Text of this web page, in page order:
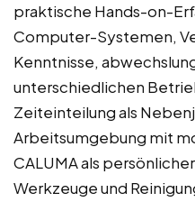
praktische Hands-on-
Computer-Systemen,
Kenntnisse,
unterschiedlichen
Zeiteinteilung als
Arbeitsumgebung mit
CALUMA als
Werkzeuge und